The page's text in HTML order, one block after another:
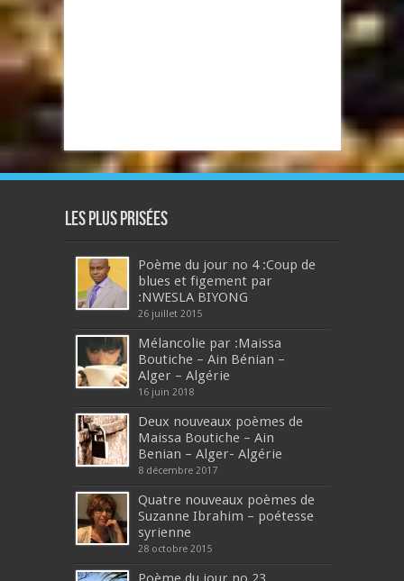
Les plus prisées
Poème du jour no 4 :Coup de
blues et figement par
:NWESLA BIYONG
26 juillet 2015
Mélancolie par :Maissa
Boutiche – Ain Bénian –
Alger – Algérie
16 juin 2018
Deux nouveaux poèmes de
Maissa Boutiche – Ain
Benian – Alger- Algérie
8 décembre 2017
Quatre nouveaux poèmes de
Suzanne Ibrahim – poétesse
syrienne
28 octobre 2015